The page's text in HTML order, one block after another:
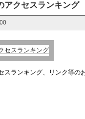
アクセスランキング
スランキング、リンク等の